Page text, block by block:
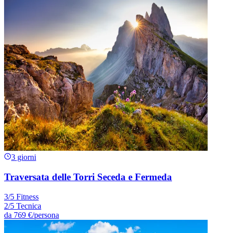
3 giorni
Traversata delle Torri Seceda e Fermeda
3/5 Fitness
2/5 Tecnica
da 769 €/persona